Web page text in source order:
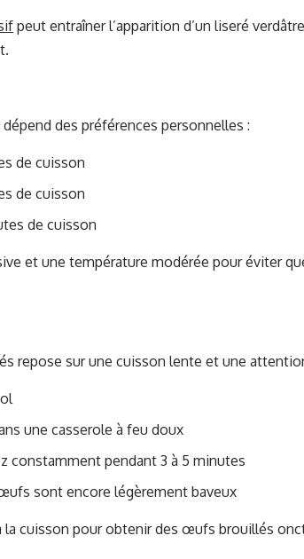
peut entraîner l’apparition d’un liseré
des préférences personnelles :
de cuisson
de cuisson
de cuisson
et une température modérée pour éviter
repose sur une cuisson lente et une
une casserole à feu doux
constamment pendant 3 à 5 minutes
sont encore légèrement baveux
la cuisson pour obtenir des œufs brouillés